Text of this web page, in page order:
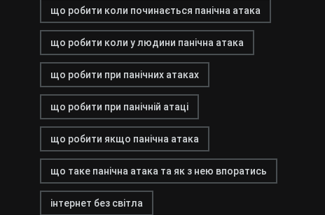
що робити коли починається панічна атака
що робити коли у людини панічна атака
що робити при панічних атаках
що робити при панічній атаці
що робити якщо панічна атака
що таке панічна атака та як з нею впоратись
інтернет без світла